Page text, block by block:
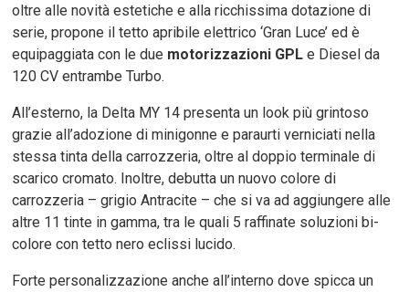
oltre alle novità estetiche e alla ricchissima dotazione di
serie, propone il tetto apribile elettrico ‘Gran Luce’ ed è
equipaggiata con le due motorizzazioni GPL e Diesel da
120 CV entrambe Turbo.
All’esterno, la Delta MY 14 presenta un look più grintoso
grazie all’adozione di minigonne e paraurti verniciati nella
stessa tinta della carrozzeria, oltre al doppio terminale di
scarico cromato. Inoltre, debutta un nuovo colore di
carrozzeria – grigio Antracite – che si va ad aggiungere alle
altre 11 tinte in gamma, tra le quali 5 raffinate soluzioni bi-
colore con tetto nero eclissi lucido.
Forte personalizzazione anche all’interno dove spicca un